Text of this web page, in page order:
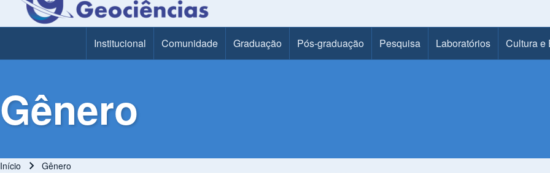
Main MenuInstitucional Comunidade Graduação Pós-graduação Pesquisa Laboratórios Cultura e
Gênero
Início Gênero